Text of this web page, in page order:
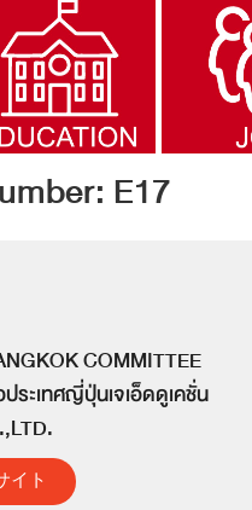
E17
COMMITTEE
ระเทศญี่ปุ่นเจเอ็ดดูเคชั่น
イト